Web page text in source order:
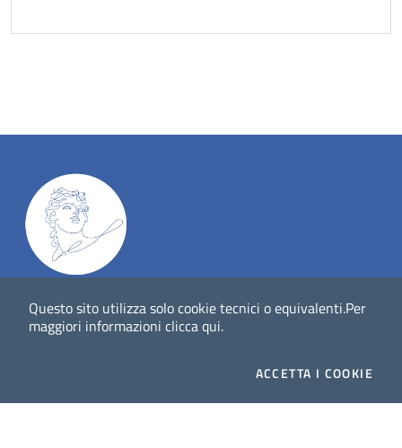
Questo sito utilizza solo cookie tecnici o equivalenti.Per
maggiori informazioni clicca qui.
ACCETTA I COOKIE
DigItalia-rivista del digitale nei beni culturali||ISSN:
1972-621X